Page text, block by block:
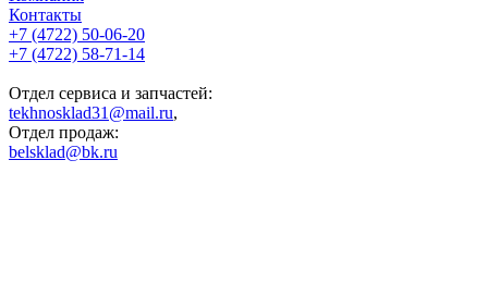
Контакты
+7 (4722) 50-06-20
+7 (4722) 58-71-14
Отдел сервиса и запчастей:
tekhnosklad31@mail.ru,
Отдел продаж:
belsklad@bk.ru